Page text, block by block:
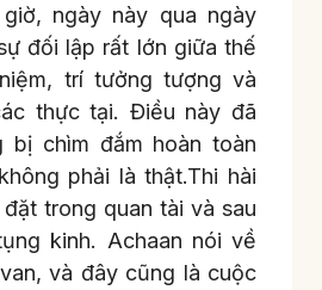
ngày này qua ngày
đối lập rất lớn giữa thế
trí tưởng tượng và
thực tại. Điều này đã
bị chìm đắm hoàn toàn
phải là thật.Thi hài
trong quan tài và sau
kinh. Achaan nói về
và đây cũng là cuộc